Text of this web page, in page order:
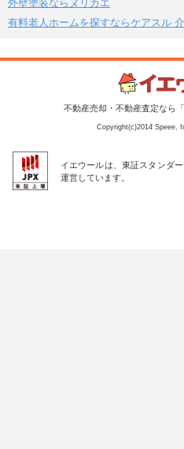
外壁塗装ならヌリカエ
有料老人ホームを探すならケアスル
不動産売却・不動産査定なら
Copyright(c)2014 Speee,
イエウールは、東証スタンダ
運営しています。